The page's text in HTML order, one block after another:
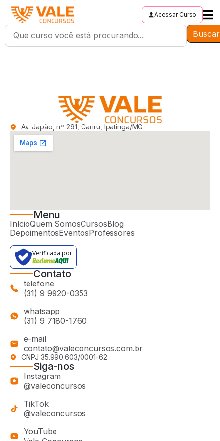
Acessar Curso
Buscar
Av. Japão, nº 291, Cariru, Ipatinga/MG
Menu
InícioQuem SomosCursosBlog
DepoimentosEventosProfessores
Verificada por
Contato
telefone
(31) 9 9920-0353
whatsapp
(31) 9 7180-1760
e-mail
contato@valeconcursos.com.br
CNPJ 35.990.603/0001-62
Siga-nos
Instagram
@valeconcursos
TikTok
@valeconcursos
YouTube